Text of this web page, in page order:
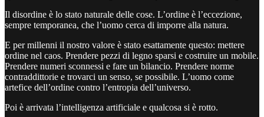
Il disordine è lo stato naturale delle cose. L’ordine è l’eccezione,
sempre temporanea, che l’uomo cerca di imporre alla natura.
E per millenni il nostro valore è stato esattamente questo: mettere
ordine nel caos. Prendere pezzi di legno sparsi e costruire un mobile.
Prendere numeri sconnessi e fare un bilancio. Prendere norme
contraddittorie e trovarci un senso, se possibile. L’uomo come
artefice dell’ordine contro l’entropia dell’universo.
Poi è arrivata l’intelligenza artificiale e qualcosa si è rotto.